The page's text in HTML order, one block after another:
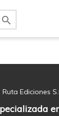

Ediciones